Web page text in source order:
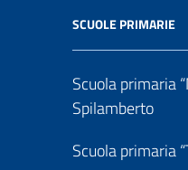
SCUOLE PRIMARIE
Scuola primaria
Spilamberto
Scuola primaria